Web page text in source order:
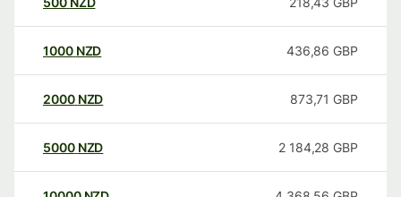
1000 NZD 436,86 GBP
2000 NZD 873,71 GBP
5000 NZD 2 184,28 GBP